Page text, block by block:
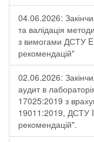
04.06.2026:
та валідація
з вимогами ДСТУ
рекомендацій"
02.06.2026:
аудит в
17025:2019 з
19011:2019, ДСТУ
рекомендацій".